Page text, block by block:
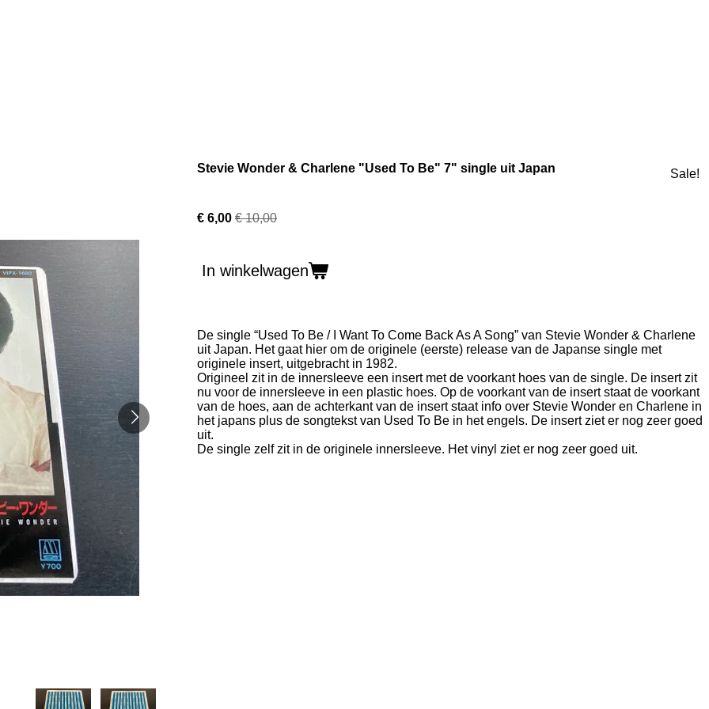
Stevie Wonder & Charlene "Used To Be" 7" single uit Japan Sale!
€ 6,00 € 10,00
In winkelwagen
De single “Used To Be / I Want To Come Back As A Song” van Stevie Wonder & Charlene
uit Japan. Het gaat hier om de originele (eerste) release van de Japanse single met
originele insert, uitgebracht in 1982.
Origineel zit in de innersleeve een insert met de voorkant hoes van de single. De insert zit
nu voor de innersleeve in een plastic hoes. Op de voorkant van de insert staat de voorkant
van de hoes, aan de achterkant van de insert staat info over Stevie Wonder en Charlene in
het japans plus de songtekst van Used To Be in het engels. De insert ziet er nog zeer goed
uit.
De single zelf zit in de originele innersleeve. Het vinyl ziet er nog zeer goed uit.